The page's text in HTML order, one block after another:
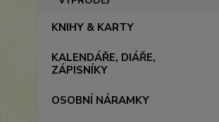
KNIHY & KARTY
KALENDÁŘE, DIÁŘE,
ZÁPISNÍKY
OSOBNÍ NÁRAMKY